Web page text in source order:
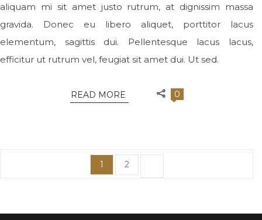
aliquam mi sit amet justo rutrum, at dignissim massa
gravida. Donec eu libero aliquet, porttitor lacus
elementum, sagittis dui. Pellentesque lacus lacus,
efficitur ut rutrum vel, feugiat sit amet dui. Ut sed.
READ MORE 0
1 2